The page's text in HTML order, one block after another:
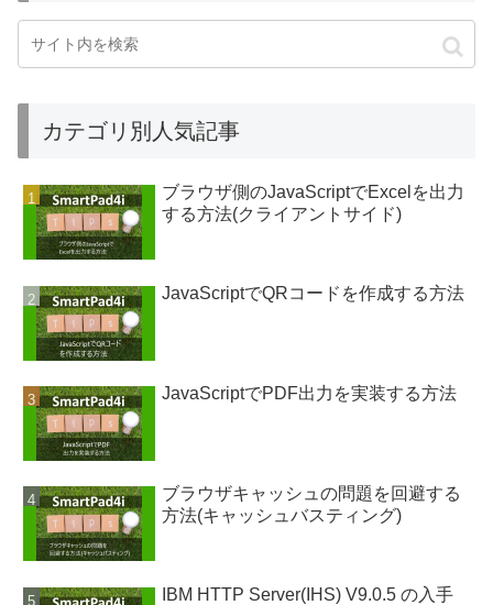
カテゴリ別人気記事
ブラウザ側のJavaScriptでExcelを出力
する方法(クライアントサイド)
JavaScriptでQRコードを作成する方法
JavaScriptでPDF出力を実装する方法
ブラウザキャッシュの問題を回避する
方法(キャッシュバスティング)
IBM HTTP Server(IHS) V9.0.5 の入手